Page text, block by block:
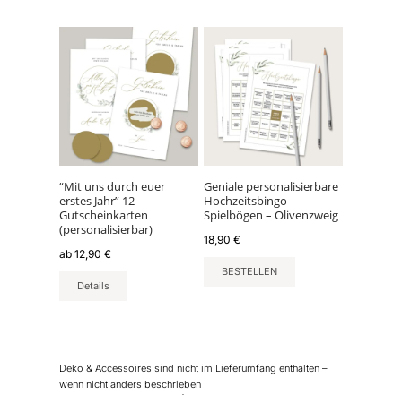
“Mit uns durch euer
erstes Jahr” 12
Gutscheinkarten
(personalisierbar)
ab 12,90 €
Details
Dieses
Produkt
weist
mehrere
Varianten
auf.
Die
Optionen
können
auf
der
Produktseite
gewählt
werden
Geniale personalisierbare
Hochzeitsbingo
Spielbögen – Olivenzweig
18,90€
BESTELLEN
Deko & Accessoires sind nicht im Lieferumfang enthalten –
wenn nicht anders beschrieben